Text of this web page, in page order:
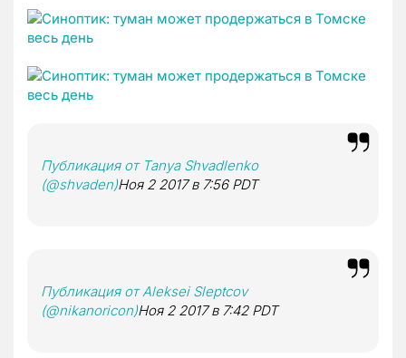
Публикация от Tanya Shvadlenko
(@shvaden)Ноя 2 2017 в 7:56 PDT
Публикация от Aleksei Sleptcov
(@nikanoricon)Ноя 2 2017 в 7:42 PDT